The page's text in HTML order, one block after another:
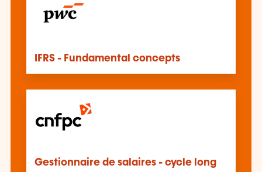
IFRS - Fundamental concepts
Gestionnaire de salaires - cycle long